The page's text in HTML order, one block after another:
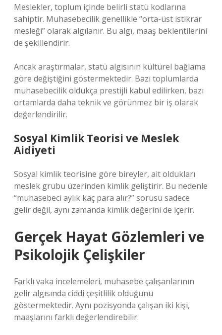
Meslekler, toplum içinde belirli statü kodlarına
sahiptir. Muhasebecilik genellikle “orta-üst istikrar
mesleği” olarak algılanır. Bu algı, maaş beklentilerini
de şekillendirir.
Ancak araştırmalar, statü algısının kültürel bağlama
göre değiştiğini göstermektedir. Bazı toplumlarda
muhasebecilik oldukça prestijli kabul edilirken, bazı
ortamlarda daha teknik ve görünmez bir iş olarak
değerlendirilir.
Sosyal Kimlik Teorisi ve Meslek
Aidiyeti
Sosyal kimlik teorisine göre bireyler, ait oldukları
meslek grubu üzerinden kimlik geliştirir. Bu nedenle
“muhasebeci aylık kaç para alır?” sorusu sadece
gelir değil, aynı zamanda kimlik değerini de içerir.
Gerçek Hayat Gözlemleri ve
Psikolojik Çelişkiler
Farklı vaka incelemeleri, muhasebe çalışanlarının
gelir algısında ciddi çeşitlilik olduğunu
göstermektedir. Aynı pozisyonda çalışan iki kişi,
maaşlarını farklı değerlendirebilir.